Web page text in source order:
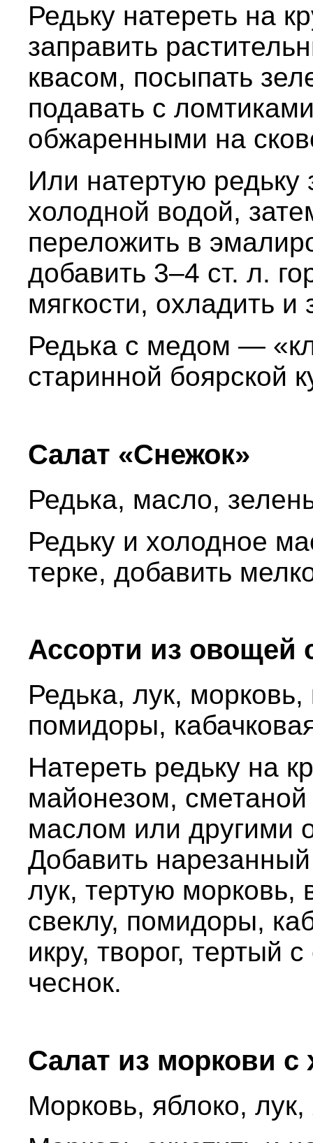
Редьку натереть на
заправить
квасом, посыпать
подавать с
обжаренными на
Или натертую редьку
холодной водой,
переложить в
добавить 3–4 ст. л.
мягкости, охладить
Редька с медом —
старинной боярской
Салат «Снежок»
Редька, масло,
Редьку и холодное
терке, добавить
Ассорти из овощей
Редька, лук,
помидоры,
Натереть редьку на
майонезом,
маслом или другими
Добавить
лук, тертую
свеклу, помидоры,
икру, творог, тертый
чеснок.
Салат из моркови с
Морковь, яблоко,